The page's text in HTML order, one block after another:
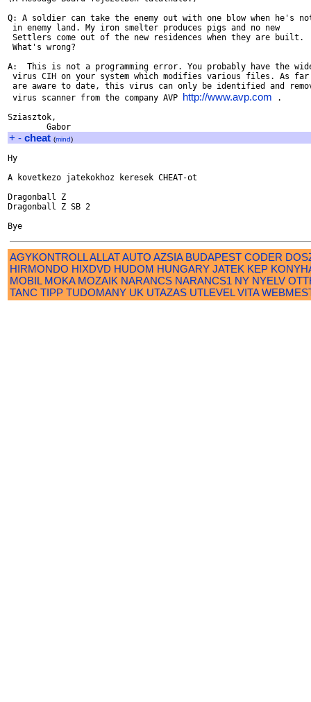
Q: A soldier can take the enemy out with one blow when he's
in enemy land. My iron smelter produces pigs and no new
Settlers come out of the new residences when they are built.
What's wrong?
A:  This is not a programming error. You probably have the
virus CIH on your system which modifies various files. As far
are aware to date, this virus can only be identified and
virus scanner from the company AVP http://www.avp.com .
Sziasztok,
+ - cheat (mind)
Hy
A kovetkezo jatekokhoz keresek CHEAT-ot
Dragonball Z
Dragonball Z SB 2
AGYKONTROLLALLATAUTO AZSIA BUDAPEST CODER
HIRMONDO HIXDVD HUDOM HUNGARY JATEK KEP
MOBIL MOKA MOZAIK NARANCS NARANCS1 NY NYELV
TANC TIPP TUDOMANY UK UTAZAS UTLEVEL VITA